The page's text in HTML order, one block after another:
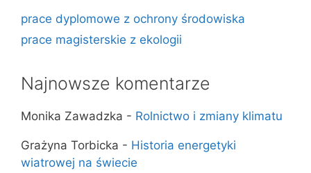
prace dyplomowe z ochrony środowiska
prace magisterskie z ekologii
Najnowsze komentarze
Monika Zawadzka - Rolnictwo i zmiany klimatu
Grażyna Torbicka - Historia energetyki
wiatrowej na świecie